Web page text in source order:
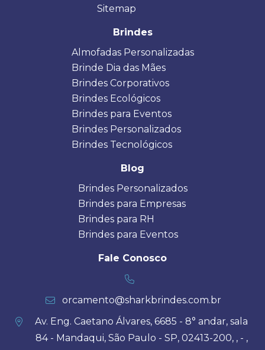
Sitemap
Brindes
Almofadas Personalizadas
Brinde Dia das Mães
Brindes Corporativos
Brindes Ecológicos
Brindes para Eventos
Brindes Personalizados
Brindes Tecnológicos
Blog
Brindes Personalizados
Brindes para Empresas
Brindes para RH
Brindes para Eventos
Fale Conosco
orcamento@sharkbrindes.com.br
Av. Eng. Caetano Álvares, 6685 - 8° andar, sala
84 - Mandaqui, São Paulo - SP, 02413-200, , - ,